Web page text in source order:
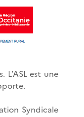
est une
Syndicale